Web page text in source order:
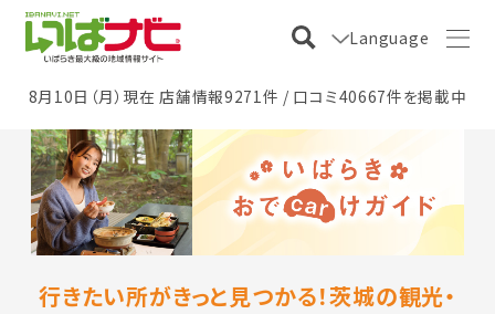
Language
8月10日（月）現在 店舗情報9271件 / 口コミ40667件を掲載中
行きたい所がきっと見つかる！茨城の観光・